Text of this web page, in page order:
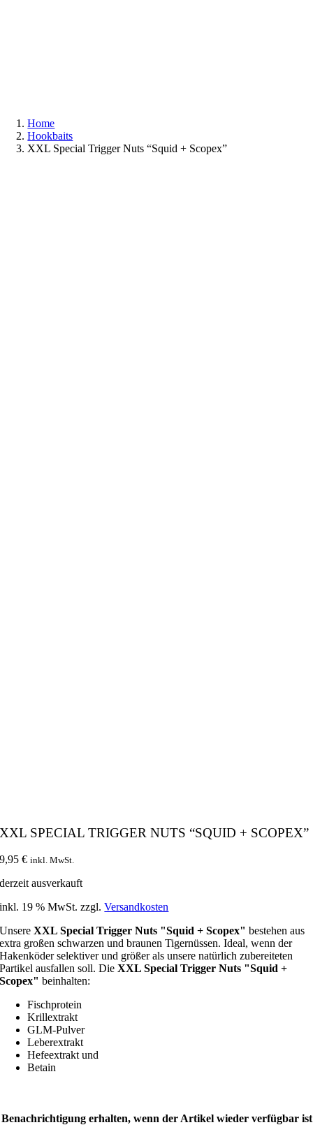
Home
Hookbaits
XXL Special Trigger Nuts “Squid + Scopex”
XXL SPECIAL TRIGGER NUTS “SQUID + SCOPEX”
9,95€ inkl. MwSt.
derzeit ausverkauft
inkl. 19 % MwSt. zzgl.Versandkosten
UnsereXXL Special Trigger Nuts "Squid + Scopex" bestehen aus
extra großen schwarzen und braunen Tigernüssen. Ideal, wenn der
Hakenköder selektiver und größer als unsere natürlich zubereiteten
Partikel ausfallen soll. DieXXL Special Trigger Nuts "Squid +
Scopex" beinhalten:
Fischprotein
Krillextrakt
GLM-Pulver
Leberextrakt
Hefeextrakt und
Betain
Benachrichtigung erhalten, wenn der Artikel wieder verfügbar ist